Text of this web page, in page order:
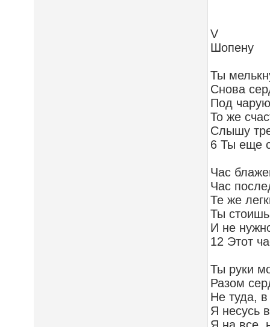
V
Шопену
Ты
Снова
Под
То же
Слышу
6 Ты еще
Час
Час
Те же
Ты
И не
12 Этот
Ты руки
Разом
Не туда, в
Я несусь